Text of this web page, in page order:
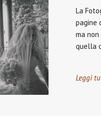
La
pagine
ma
quella
Leggi